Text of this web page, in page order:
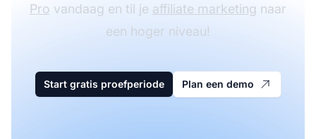
Pro vandaag en til je affiliate marketing naar
een hoger niveau!
Start gratis proefperiode Plan een demo